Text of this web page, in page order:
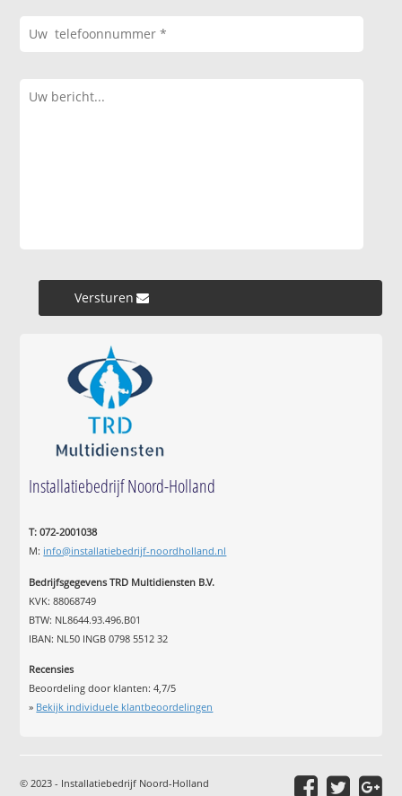
Versturen »
Installatiebedrijf Noord-Holland
T: 072-2001038
M: info@installatiebedrijf-noordholland.nl
Bedrijfsgegevens TRD Multidiensten B.V.
KVK: 88068749
BTW: NL8644.93.496.B01
IBAN: NL50 INGB 0798 5512 32
Recensies
Beoordeling door klanten:4,7/5
» Bekijk individuele klantbeoordelingen
© 2023 - Installatiebedrijf Noord-Holland